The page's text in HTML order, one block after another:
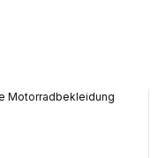
Motorradbekleidung